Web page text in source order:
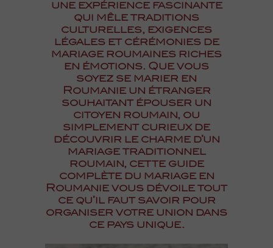
une expérience fascinante
qui mêle traditions
culturelles, exigences
légales et cérémonies de
mariage roumaines riches
en émotions. Que vous
soyez se marier en
Roumanie un étranger
souhaitant épouser un
citoyen roumain, ou
simplement curieux de
découvrir le charme d’un
mariage traditionnel
roumain, cette guide
complète du mariage en
Roumanie vous dévoile tout
ce qu’il faut savoir pour
organiser votre union dans
ce pays unique.